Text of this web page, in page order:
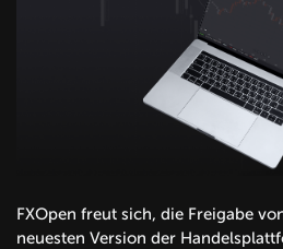
FXOpen freut sich, die Freigabe
neuesten Version der